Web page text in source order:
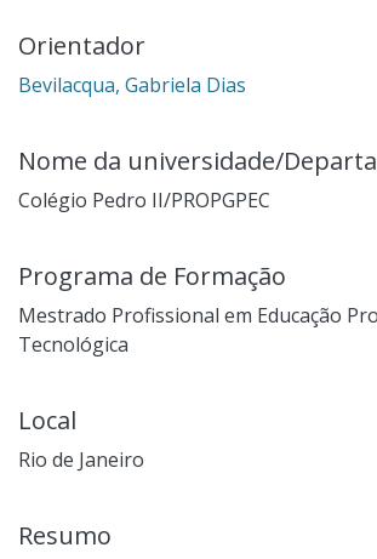
Orientador
Bevilacqua, Gabriela Dias
Nome da universidade/
Colégio Pedro II/PROPGPEC
Programa de Formação
Mestrado Profissional em Educação
Tecnológica
Local
Rio de Janeiro
Resumo